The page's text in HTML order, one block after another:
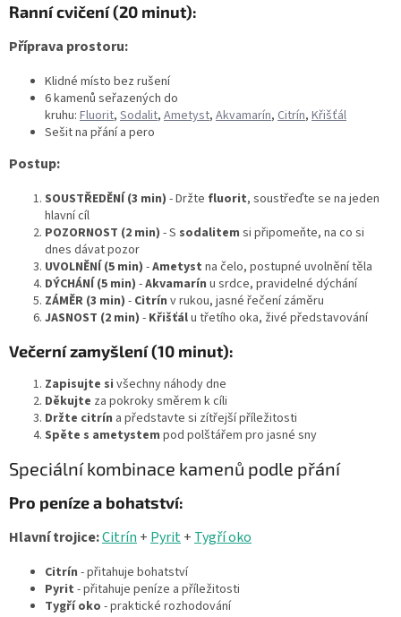
Ranní cvičení (20 minut):
Příprava prostoru:
Klidné místo bez rušení
6 kamenů seřazených do
kruhu: Fluorit, Sodalit, Ametyst, Akvamarín, Citrín, Křišťál
Sešit na přání a pero
Postup:
SOUSTŘEDĚNÍ (3 min) - Držte fluorit, soustřeďte se na jeden
hlavní cíl
POZORNOST (2 min) - S sodalitem si připomeňte, na co si
dnes dávat pozor
UVOLNĚNÍ (5 min) -Ametyst na čelo, postupné uvolnění těla
DÝCHÁNÍ (5 min) -Akvamarín u srdce, pravidelné dýchání
ZÁMĚR (3 min) - Citrín v rukou, jasné řečení záměru
JASNOST (2 min) - Křišťálu třetího oka, živé představování
Večerní zamyšlení (10 minut):
Zapisujte si všechny náhody dne
Děkujte za pokroky směrem k cíli
Držte citrín a představte si zítřejší příležitosti
Spěte s ametystem pod polštářem pro jasné sny
Speciální kombinace kamenů podle přání
Pro peníze a bohatství:
Hlavní trojice:Citrín + Pyrit+ Tygří oko
Citrín - přitahuje bohatství
Pyrit - přitahuje peníze a příležitosti
Tygří oko - praktické rozhodování